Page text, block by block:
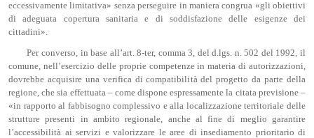
eccessivamente limitativa» senza perseguire in maniera congrua «gli obiettivi
di adeguata copertura sanitaria e di soddisfazione delle esigenze dei
cittadini».
Per converso, in base all’art. 8-ter, comma 3, del d.lgs. n. 502 del 1992, il
comune, nell’esercizio delle proprie competenze in materia di autorizzazioni,
dovrebbe acquisire una verifica di compatibilità del progetto da parte della
regione, che sia effettuata – come dispone espressamente la citata previsione –
«in rapporto al fabbisogno complessivo e alla localizzazione territoriale delle
strutture presenti in ambito regionale, anche al fine di meglio garantire
l’accessibilità ai servizi e valorizzare le aree di insediamento prioritario di